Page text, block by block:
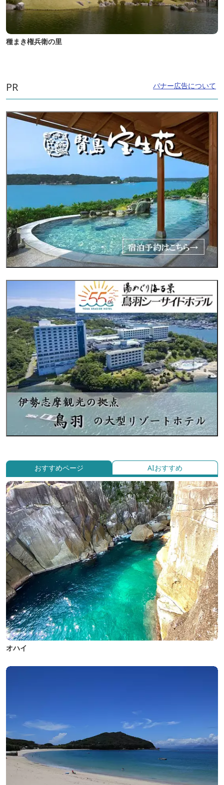
種まき権兵衛の里
PR バナー広告について
おすすめページ AIおすすめ
オハイ